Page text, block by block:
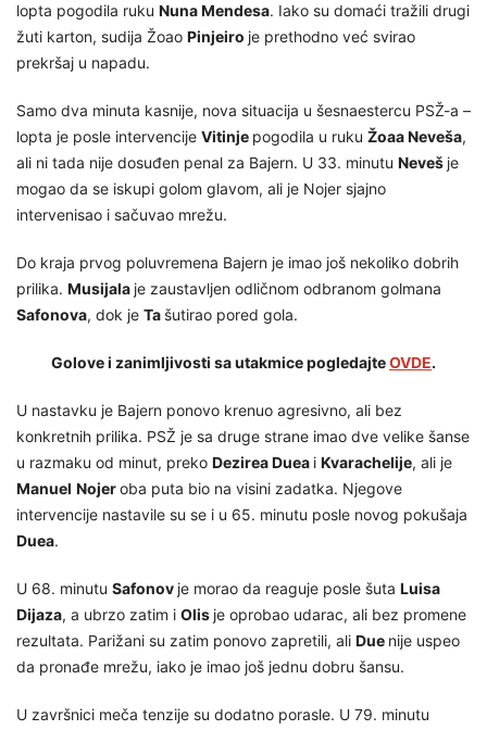
lopta pogodila ruku Nuna Mendesa. Iako su domaći tražili drugi
žuti karton, sudija Žoao Pinjeiro je prethodno već svirao
prekršaj u napadu.
Samo dva minuta kasnije, nova situacija u šesnaestercu PSŽ-a –
lopta je posle intervencije Vitinje pogodila u ruku Žoaa Neveša,
ali ni tada nije dosuđen penal za Bajern. U 33. minutu Neveš je
mogao da se iskupi golom glavom, ali je Nojer sjajno
intervenisao i sačuvao mrežu.
Do kraja prvog poluvremena Bajern je imao još nekoliko dobrih
prilika. Musijala je zaustavljen odličnom odbranom golmana
Safonova, dok je Ta šutirao pored gola.
Golove i zanimljivosti sa utakmice pogledajteOVDE.
U nastavku je Bajern ponovo krenuo agresivno, ali bez
konkretnih prilika. PSŽ je sa druge strane imao dve velike šanse
u razmaku od minut, preko Dezirea Duea i Kvarachelije, ali je
Manuel Nojeroba puta bio na visini zadatka. Njegove
intervencije nastavile su se i u 65. minutu posle novog pokušaja
Duea.
U 68. minutu Safonov je morao da reaguje posle šuta Luisa
Dijaza, a ubrzo zatim i Olis je oprobao udarac, ali bez promene
rezultata. Parižani su zatim ponovo zapretili, ali Due nije uspeo
da pronađe mrežu, iako je imao još jednu dobru šansu.
U završnici meča tenzije su dodatno porasle. U 79. minutu